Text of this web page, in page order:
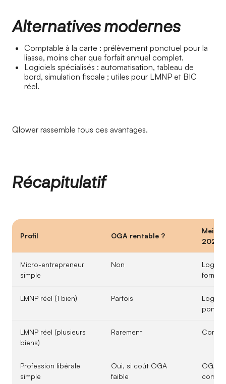
Alternatives modernes
Comptable à la carte : prélèvement ponctuel pour la
liasse, moins cher que forfait annuel complet.
Logiciels spécialisés : automatisation, tableau de
bord, simulation fiscale ; utiles pour LMNP et BIC
réel.
Qlower rassemble tous ces avantages.
Récapitulatif
Profil OGA rentable ?
2026
Micro-entrepreneur
simple
Non
LMNP réel (1 bien) Parfois
LMNP réel (plusieurs
biens)
Rarement
Profession libérale
simple
Oui, si coût OGA
faible
OGA